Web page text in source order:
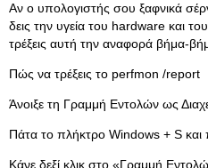
Αν ο υπολογιστής σου ξαφνικά
δεις την υγεία του hardware και
τρέξεις αυτή την αναφορά βήμα-
Πώς να τρέξεις το perfmon /report
Άνοιξε τη Γραμμή Εντολών ως
Πάτα το πλήκτρο Windows + S και
Κάνε δεξί κλικ στο «Γραμμή